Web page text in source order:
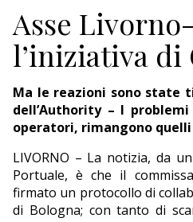
RICERCA
ECONOMIA
TURISMO
CULTURA
NAUTICA
Asse
l’iniziativa di
Ma le reazioni sono state
dell’Authority – I
operatori, rimangono
LIVORNO – La notizia, da
Portuale, è che il
firmato un protocollo di
di Bologna; con tanto di